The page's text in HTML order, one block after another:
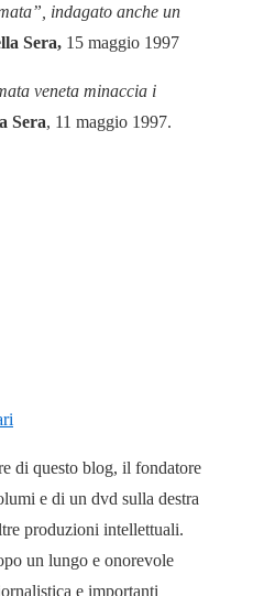
indagato anche un
Sera, 15 maggio 1997
veneta minaccia i
Sera, 11 maggio 1997.
di questo blog, il fondatore
e di un dvd sulla destra
produzioni intellettuali.
un lungo e onorevole
e importanti